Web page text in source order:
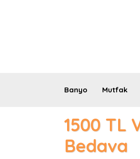
Banyo Mutfak
1500 TL
Bedava